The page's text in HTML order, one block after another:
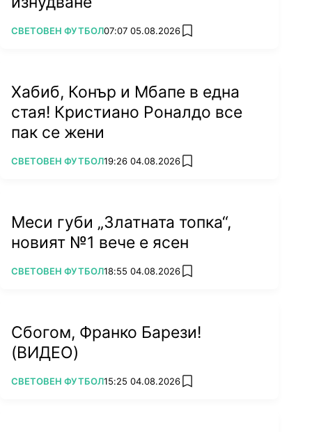
ПОВЕЧЕ ОТ
СВЕТОВЕН ФУТБОЛ07:07 05.08.2026 add favorites
Хабиб, Конър и Мбапе в една
стая! Кристиано Роналдо все
пак се жени
ПОВЕЧЕ ОТ
СВЕТОВЕН ФУТБОЛ19:26 04.08.2026 add favorites
Меси губи „Златната топка“,
новият №1 вече е ясен
ПОВЕЧЕ ОТ
СВЕТОВЕН ФУТБОЛ18:55 04.08.2026 add favorites
Сбогом, Франко Барези!
(ВИДЕО)
ПОВЕЧЕ ОТ
СВЕТОВЕН ФУТБОЛ15:25 04.08.2026 add favorites